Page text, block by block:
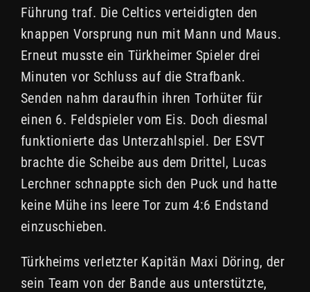
Führung traf. Die Celtics verteidigten den
knappen Vorsprung nun mit Mann und Maus.
Erneut musste ein Türkheimer Spieler drei
Minuten vor Schluss auf die Strafbank.
Senden nahm daraufhin ihren Torhüter für
einen 6. Feldspieler vom Eis. Doch diesmal
funktionierte das Unterzahlspiel. Der ESVT
brachte die Scheibe aus dem Drittel, Lucas
Lerchner schnappte sich den Puck und hatte
keine Mühe ins leere Tor zum 4:6 Endstand
einzuschieben.
Türkheims verletzter Kapitän Maxi Döring, der
sein Team von der Bande aus unterstützte,